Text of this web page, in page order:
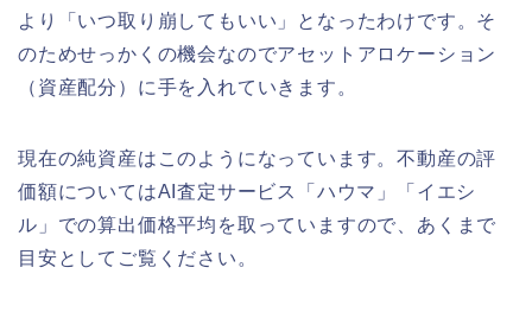
より「いつ取り崩してもいい」となったわけです。そ
のためせっかくの機会なのでアセットアロケーション
（資産配分）に手を入れていきます。
現在の純資産はこのようになっています。不動産の評
価額についてはAI査定サービス「ハウマ」「イエシ
ル」での算出価格平均を取っていますので、あくまで
目安としてご覧ください。